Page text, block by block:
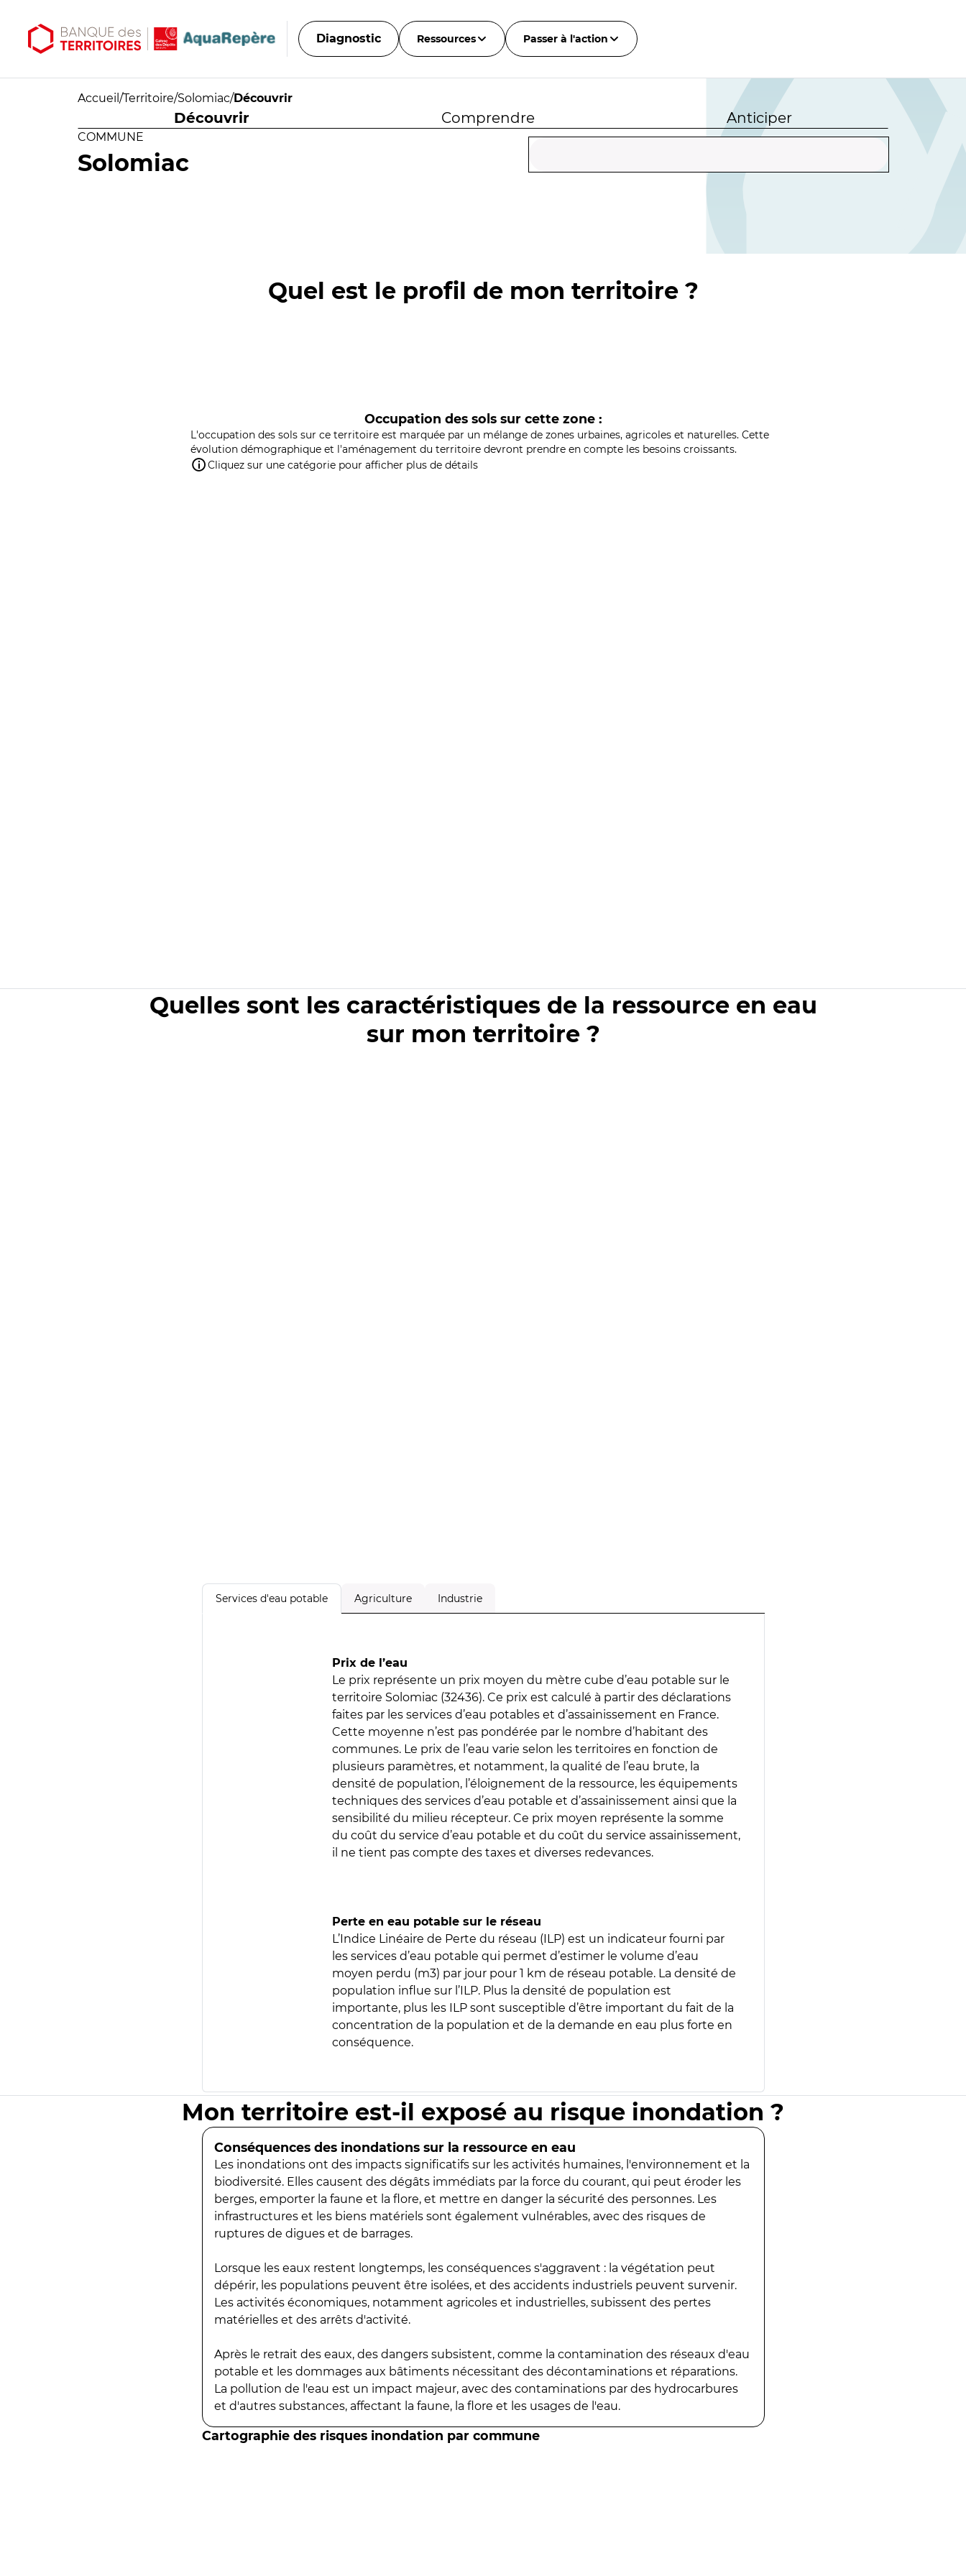
Diagnostic Ressources Passer à l'action
Accueil /Territoire/Solomiac/Découvrir
Découvrir Comprendre Anticiper
COMMUNE
Solomiac
Quel est le profil de mon territoire ?
Occupation des sols sur cette zone :
L'occupation des sols sur ce territoire est marquée par un mélange de zones urbaines, agricoles et naturelles. Cette
évolution démographique et l'aménagement du territoire devront prendre en compte les besoins croissants.
Cliquez sur une catégorie pour afficher plus de détails
Quelles sont les caractéristiques de la ressource en eau
sur mon territoire ?
Services d'eau potable Agriculture Industrie
Prix de l’eau
Le prix représente un prix moyen du mètre cube d’eau potable sur le
territoire Solomiac (32436). Ce prix est calculé à partir des déclarations
faites par les services d’eau potables et d’assainissement en France.
Cette moyenne n’est pas pondérée par le nombre d’habitant des
communes. Le prix de l’eau varie selon les territoires en fonction de
plusieurs paramètres, et notamment, la qualité de l’eau brute, la
densité de population, l’éloignement de la ressource, les équipements
techniques des services d’eau potable et d’assainissement ainsi que la
sensibilité du milieu récepteur. Ce prix moyen représente la somme
du coût du service d’eau potable et du coût du service assainissement,
il ne tient pas compte des taxes et diverses redevances.
Perte en eau potable sur le réseau
L’Indice Linéaire de Perte du réseau (ILP) est un indicateur fourni par
les services d’eau potable qui permet d’estimer le volume d’eau
moyen perdu (m3) par jour pour 1 km de réseau potable. La densité de
population influe sur l’ILP. Plus la densité de population est
importante, plus les ILP sont susceptible d’être important du fait de la
concentration de la population et de la demande en eau plus forte en
conséquence.
Mon territoire est-il exposé au risque inondation ?
Conséquences des inondations sur la ressource en eau
Les inondations ont des impacts significatifs sur les activités humaines, l'environnement et la
biodiversité. Elles causent des dégâts immédiats par la force du courant, qui peut éroder les
berges, emporter la faune et la flore, et mettre en danger la sécurité des personnes. Les
infrastructures et les biens matériels sont également vulnérables, avec des risques de
ruptures de digues et de barrages.
Lorsque les eaux restent longtemps, les conséquences s'aggravent : la végétation peut
dépérir, les populations peuvent être isolées, et des accidents industriels peuvent survenir.
Les activités économiques, notamment agricoles et industrielles, subissent des pertes
matérielles et des arrêts d'activité.
Après le retrait des eaux, des dangers subsistent, comme la contamination des réseaux d'eau
potable et les dommages aux bâtiments nécessitant des décontaminations et réparations.
La pollution de l'eau est un impact majeur, avec des contaminations par des hydrocarbures
et d'autres substances, affectant la faune, la flore et les usages de l'eau.
Cartographie des risques inondation par commune